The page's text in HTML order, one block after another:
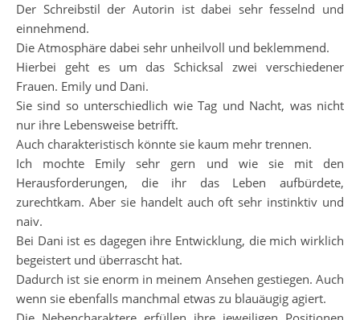
Der Schreibstil der Autorin ist dabei sehr fesselnd und
einnehmend.
Die Atmosphäre dabei sehr unheilvoll und beklemmend.
Hierbei geht es um das Schicksal zwei verschiedener
Frauen. Emily und Dani.
Sie sind so unterschiedlich wie Tag und Nacht, was nicht
nur ihre Lebensweise betrifft.
Auch charakteristisch könnte sie kaum mehr trennen.
Ich mochte Emily sehr gern und wie sie mit den
Herausforderungen, die ihr das Leben aufbürdete,
zurechtkam. Aber sie handelt auch oft sehr instinktiv und
naiv.
Bei Dani ist es dagegen ihre Entwicklung, die mich wirklich
begeistert und überrascht hat.
Dadurch ist sie enorm in meinem Ansehen gestiegen. Auch
wenn sie ebenfalls manchmal etwas zu blauäugig agiert.